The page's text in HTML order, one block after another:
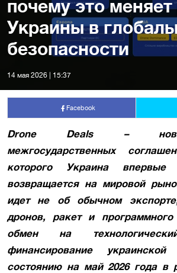
почему это
Украины в
безопасности
14 мая 2026 | 15:37
Facebook
Drone Deals –
межгосударственных
которого Украина
возвращается на мировой
идет не об обычном
дронов, ракет и
обмен на
финансирование
состоянию на май 2026 года в